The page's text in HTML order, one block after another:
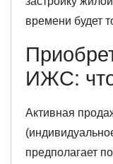
времени будет
ИЖС:
Активная
предполагает